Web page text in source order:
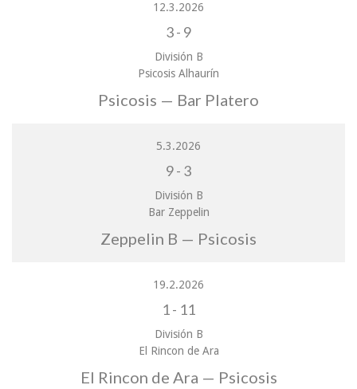
12.3.2026
3- 9
División B
Psicosis Alhaurín
Psicosis — Bar Platero
5.3.2026
9- 3
División B
Bar Zeppelin
Zeppelin B — Psicosis
19.2.2026
1- 11
División B
El Rincon de Ara
El Rincon de Ara — Psicosis